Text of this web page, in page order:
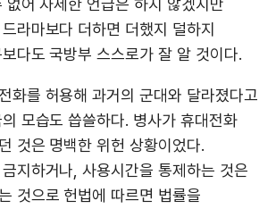
없어 자세한 언급은 하지 않겠지만
라마보다 더하면 더했지 덜하지
다도 국방부 스스로가 잘 알 것이다.
화를 허용해 과거의 군대와 달라졌다고
모습도 씁쓸하다. 병사가 휴대전화
것은 명백한 위헌 상황이었다.
지하거나, 사용시간을 통제하는 것은
것으로 헌법에 따르면 법률을